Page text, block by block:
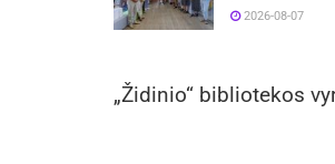
2026-08-07
„Židinio“ bibliotekos